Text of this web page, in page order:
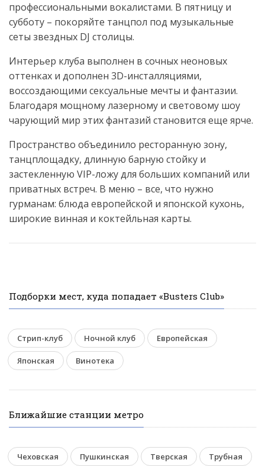
профессиональными вокалистами. В пятницу и
субботу – покоряйте танцпол под музыкальные
сеты звездных DJ столицы.
Интерьер клуба выполнен в сочных неоновых
оттенках и дополнен 3D-инсталляциями,
воссоздающими сексуальные мечты и фантазии.
Благодаря мощному лазерному и световому шоу
чарующий мир этих фантазий становится еще ярче.
Пространство объединило ресторанную зону,
танцплощадку, длинную барную стойку и
застекленную VIP-ложу для больших компаний или
приватных встреч. В меню – все, что нужно
гурманам: блюда европейской и японской кухонь,
широкие винная и коктейльная карты.
Подборки мест, куда попадает «Busters Сlub»
Стрип-клуб Ночной клуб Европейская
Японская Винотека
Ближайшие станции метро
Чеховская Пушкинская Тверская Трубная